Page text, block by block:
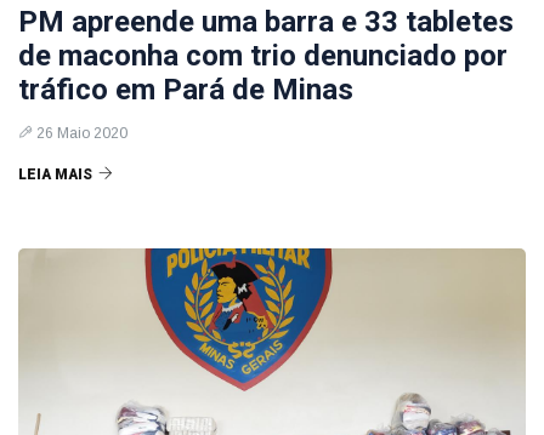
PM apreende uma barra e 33 tabletes
de maconha com trio denunciado por
tráfico em Pará de Minas
26 Maio 2020
LEIA MAIS